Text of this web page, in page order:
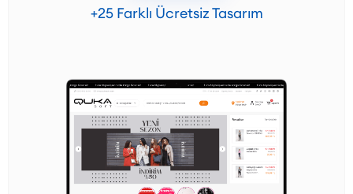
+25 Farklı Ücretsiz Tasarım